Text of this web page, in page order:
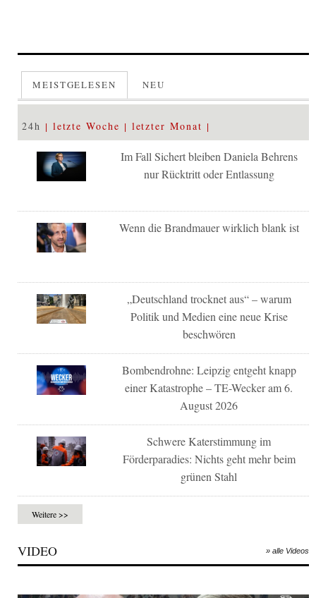
MEISTGELESEN NEU
24h letzte Woche letzter Monat
Im Fall Sichert bleiben Daniela Behrens
nur Rücktritt oder Entlassung
Wenn die Brandmauer wirklich blank ist
„Deutschland trocknet aus“ – warum
Politik und Medien eine neue Krise
beschwören
Bombendrohne: Leipzig entgeht knapp
einer Katastrophe – TE-Wecker am 6.
August 2026
Schwere Katerstimmung im
Förderparadies: Nichts geht mehr beim
grünen Stahl
Weitere >>
VIDEO » alle Videos